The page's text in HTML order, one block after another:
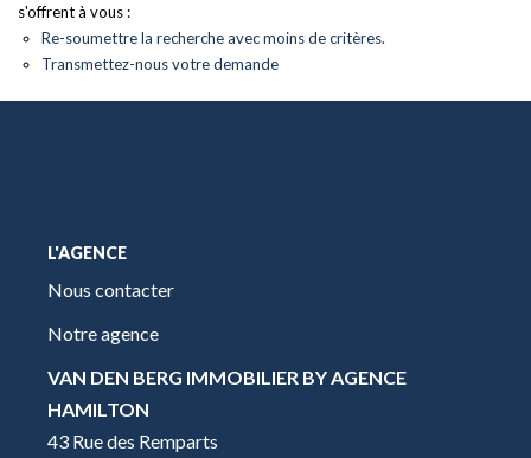
CONTACT
s'offrent à vous :
Re-soumettre la recherche avec moins de critères.
Transmettez-nous votre demande
L'AGENCE
Nous contacter
Notre agence
VAN DEN BERG IMMOBILIER BY AGENCE
HAMILTON
43 Rue des Remparts